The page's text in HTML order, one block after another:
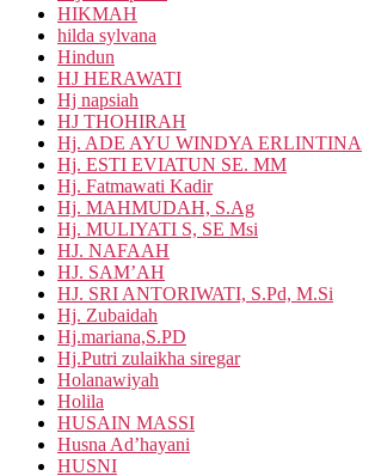
HIKMAH
hilda sylvana
Hindun
HJ HERAWATI
Hj napsiah
HJ THOHIRAH
Hj. ADE AYU WINDYA ERLINTINA
Hj. ESTI EVIATUN SE. MM
Hj. Fatmawati Kadir
Hj. MAHMUDAH, S.Ag
Hj. MULIYATI S, SE Msi
HJ. NAFAAH
HJ. SAM’AH
HJ. SRI ANTORIWATI, S.Pd, M.Si
Hj. Zubaidah
Hj.mariana,S.PD
Hj.Putri zulaikha siregar
Holanawiyah
Holila
HUSAIN MASSI
Husna Ad’hayani
HUSNI